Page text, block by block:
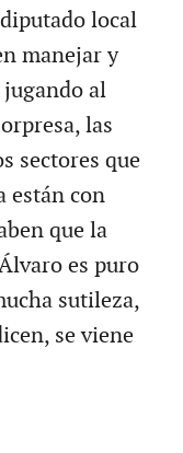
local
manejar y
al
las
sectores que
están con
que la
es puro
sutileza,
se viene